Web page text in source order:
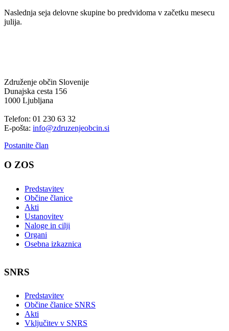
Naslednja seja delovne skupine bo predvidoma v začetku mesecu
julija.
Združenje občin Slovenije
Dunajska cesta 156
1000 Ljubljana
Telefon: 01 230 63 32
E-pošta: info@zdruzenjeobcin.si
Postanite član
O ZOS
Predstavitev
Občine članice
Akti
Ustanovitev
Naloge in cilji
Organi
Osebna izkaznica
SNRS
Predstavitev
Občine članice SNRS
Akti
Vključitev v SNRS